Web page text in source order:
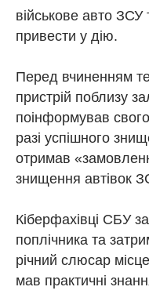
військове авто
привести у дію.
Перед вчиненням
пристрій поблизу
поінформував
разі успішного
отримав
знищення автівок
Кіберфахівці СБУ
поплічника та
річний слюсар
мав практичні